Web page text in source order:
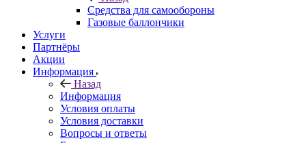
Средства для самообороны
Газовые баллончики
Услуги
Партнёры
Акции
Информация
Назад
Информация
Условия оплаты
Условия доставки
Вопросы и ответы